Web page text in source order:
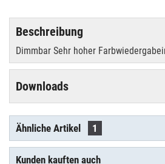
Beschreibung
Dimmbar Sehr hoher
Downloads
Ähnliche Artikel 1
Kunden kauften auch